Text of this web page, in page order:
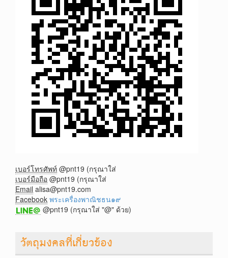
เบอร์โทรศัพท์ @pnt19 (กรุณาใส่
เบอร์มือถือ @pnt19 (กรุณาใส่
Email alisa@pnt19.com
Facebook พระเครื่องพาณิชธน๑๙
@pnt19 (กรุณาใส่ "@" ด้วย)
วัตถุมงคลที่เกี่ยวข้อง